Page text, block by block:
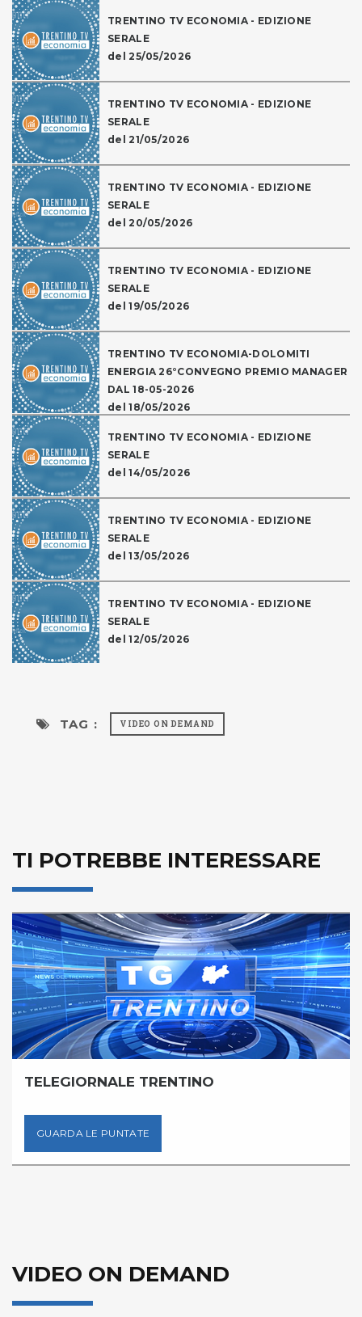
TRENTINO TV ECONOMIA - EDIZIONE
SERALE
del 25/05/2026
TRENTINO TV ECONOMIA - EDIZIONE
SERALE
del 21/05/2026
TRENTINO TV ECONOMIA - EDIZIONE
SERALE
del 20/05/2026
TRENTINO TV ECONOMIA - EDIZIONE
SERALE
del 19/05/2026
TRENTINO TV ECONOMIA-DOLOMITI
ENERGIA 26°CONVEGNO PREMIO MANAGER
DAL 18-05-2026
del 18/05/2026
TRENTINO TV ECONOMIA - EDIZIONE
SERALE
del 14/05/2026
TRENTINO TV ECONOMIA - EDIZIONE
SERALE
del 13/05/2026
TRENTINO TV ECONOMIA - EDIZIONE
SERALE
del 12/05/2026
TAG : VIDEO ON DEMAND
TI POTREBBE INTERESSARE
TELEGIORNALE TRENTINO
GUARDA LE PUNTATE
VIDEO ON DEMAND